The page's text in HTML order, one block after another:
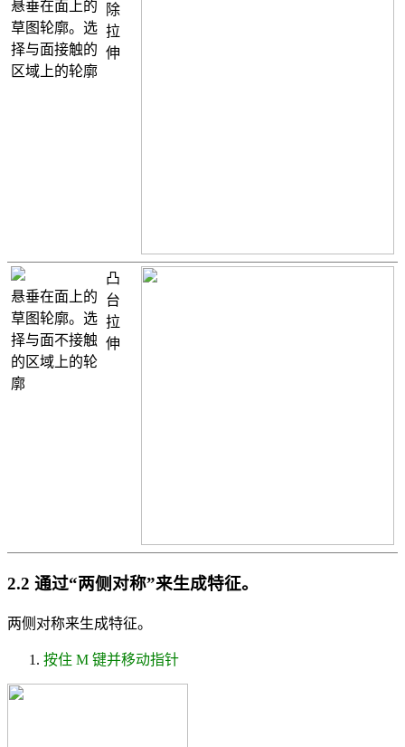
悬垂在面上的
草图轮廓。选
择与面接触的
区域上的轮廓
除
拉
伸
悬垂在面上的
草图轮廓。选
择与面不接触
的区域上的轮
廓
凸
台
拉
伸
2.2 通过“两侧对称”来生成特征。
两侧对称来生成特征。
按住 M 键并移动指针